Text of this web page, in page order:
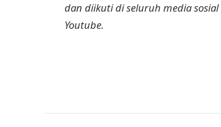
dan diikuti di seluruh media
Youtube.